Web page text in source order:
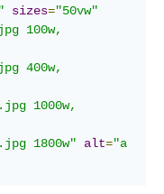
sizes="50vw"
100w,
1800.jpg 1800w"
alt="a